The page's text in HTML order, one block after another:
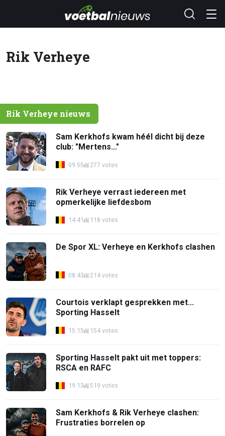
Rik Verheye
Rik Verheye nieuws
Sam Kerkhofs kwam héél dicht bij deze
club: "Mertens..."
09:55 277 votes
Rik Verheye verrast iedereen met
opmerkelijke liefdesbom
14:41 118 votes
De Spor XL: Verheye en Kerkhofs clashen
08:43 214 votes
Courtois verklapt gesprekken met...
Sporting Hasselt
15:15 154 votes
Sporting Hasselt pakt uit met toppers:
RSCA en RAFC
19:13 519 votes
Sam Kerkhofs & Rik Verheye clashen:
Frustraties borrelen op